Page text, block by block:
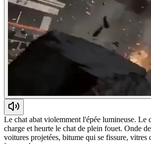
Le chat abat violemment l'épée lumineuse. Le
charge et heurte le chat de plein fouet. Onde
voitures projetées, bitume qui se fissure, vitres